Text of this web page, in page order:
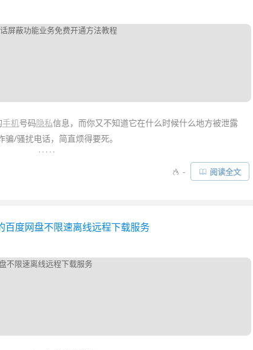
手机号码隐私信息，而你又不知道它在什么时候什么地方被泄露
/骚扰电话，简直烦得要死。
，开通后就像有了一个云端的“来电防
介/保险/广告电话。如果你一直受尽了这些垃圾推销电话的烦扰，
. . . . .
- 阅读全文
百度网盘不限速离线远程下载服务